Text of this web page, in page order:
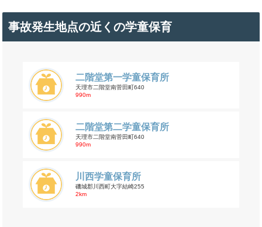
事故発生地点の近くの学童保育
二階堂第一学童保育所
天理市二階堂南菅田町640
990m
二階堂第二学童保育所
天理市二階堂南菅田町640
990m
川西学童保育所
磯城郡川西町大字結崎255
2km